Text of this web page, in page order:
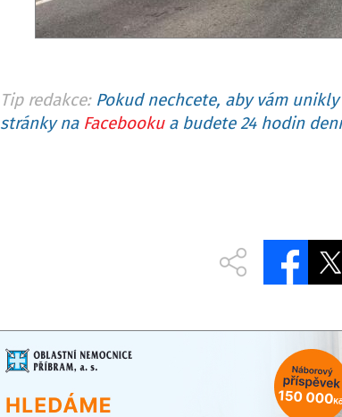
Tip redakce: Pokud nechcete, aby vám
stránky na Facebookua budete 24 hodin